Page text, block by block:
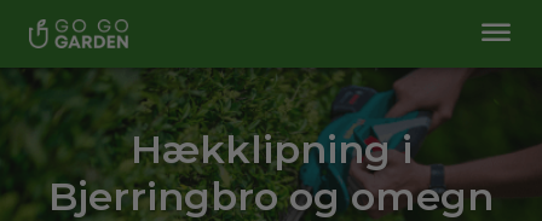
Hækklipning i
Bjerringbro og omegn